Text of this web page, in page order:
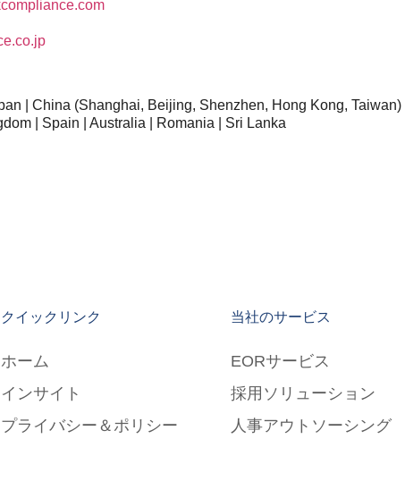
| China (Shanghai, Beijing, Shenzhen, Hong Kong, Taiwan)
| Spain | Australia | Romania | Sri Lanka
クイックリンク
ホーム
インサイト
プライバシー＆ポリシー
当社のサービス
EORサービス
採用ソリューション
人事アウトソーシング